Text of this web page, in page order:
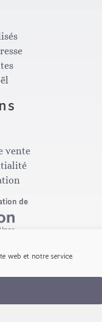
web et notre service.
vente
de